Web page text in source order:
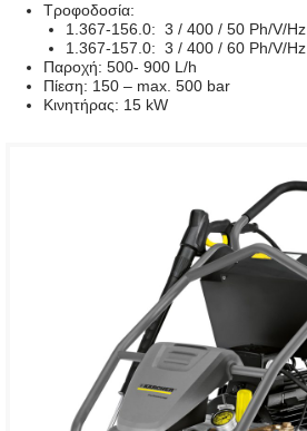
Τροφοδοσία:
1.367-156.0: 3 / 400 / 50 Ph/V/Hz
1.367-157.0: 3 / 400 / 60 Ph/V/Hz
Παροχή: 500- 900 L/h
Πίεση: 150 – max. 500 bar
Κινητήρας: 15 kW